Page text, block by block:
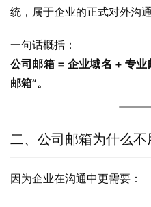
统，属于企业的正式对外沟通
一句话概括：
公司邮箱 = 企业域名 + 专
邮箱”。
二、公司邮箱为什么不
因为企业在沟通中更需要：